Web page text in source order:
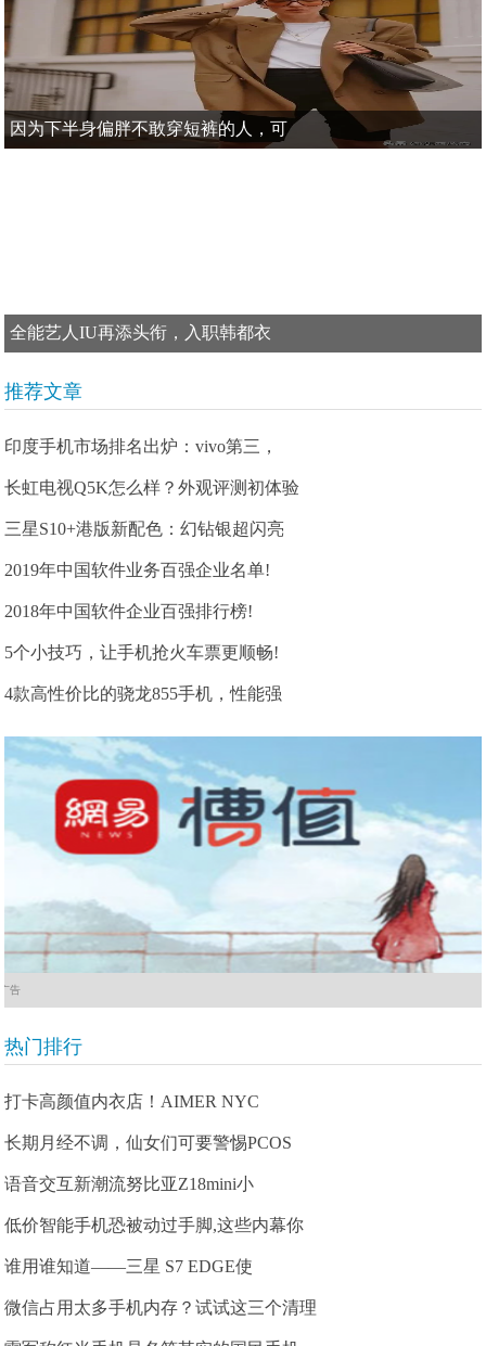
因为下半身偏胖不敢穿短裤的人，可
全能艺人IU再添头衔，入职韩都衣
推荐文章
印度手机市场排名出炉：vivo第三，
长虹电视Q5K怎么样？外观评测初体验
三星S10+港版新配色：幻钻银超闪亮
2019年中国软件业务百强企业名单!
2018年中国软件企业百强排行榜!
5个小技巧，让手机抢火车票更顺畅!
4款高性价比的骁龙855手机，性能强
广告
热门排行
打卡高颜值内衣店！AIMER NYC
长期月经不调，仙女们可要警惕PCOS
语音交互新潮流努比亚Z18mini小
低价智能手机恐被动过手脚,这些内幕你
谁用谁知道——三星 S7 EDGE使
微信占用太多手机内存？试试这三个清理